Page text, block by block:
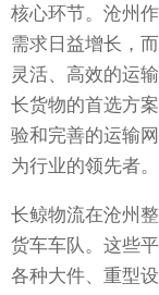
核心环节。沧州
需求日益增长，
灵活、高效的运
长货物的首选方
验和完善的运输
为行业的领先者。
长鲸物流在沧州
货车车队。这些
各种大件、重型